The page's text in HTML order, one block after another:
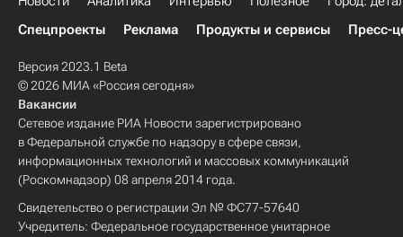
Спецпроекты
Реклама Продукты и сервисы Пресс-
Версия 2023.1 Beta
© 2026 МИА «Россия сегодня»
Вакансии
Сетевое издание РИА Новости зарегистрировано
в Федеральной службе по надзору в сфере связи,
информационных технологий и массовых коммуникаций
(Роскомнадзор) 08 апреля 2014 года.
Свидетельство о регистрации Эл № ФС77-57640
Учредитель: Федеральное государственное унитарное